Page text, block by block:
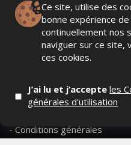
Ce site, utilise des
bonne expérience
continuellement nos
naviguer sur ce site,
ces cookies.
J’ai lu et j’accepteles
générales d'utilisation
- Page d'accueil
- Qui sommes-nous ?
- Contactez-nous
- Conditions générales